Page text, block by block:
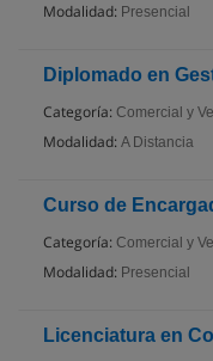
Modalidad: Presencial
Diplomado en
Categoría: Comercial y
Modalidad: A Distancia
Curso de
Categoría: Comercial y
Modalidad: Presencial
Licenciatura en